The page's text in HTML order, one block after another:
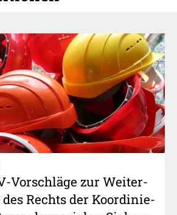
Vorschläge zur Weiter­
Rechts der Koor­di­nie­